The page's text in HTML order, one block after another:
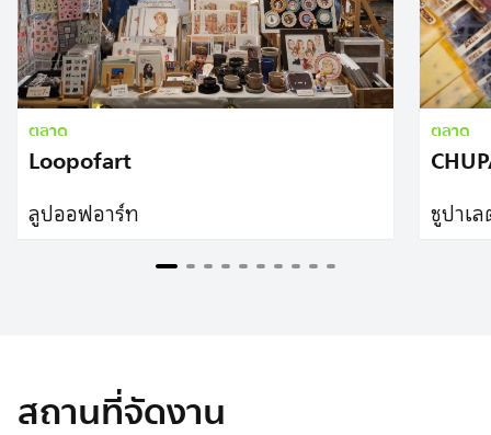
ตลาด
Loopofart
ลูปออฟอาร์ท
ตลาด
ชูปาเ
สถานที่จัดงาน